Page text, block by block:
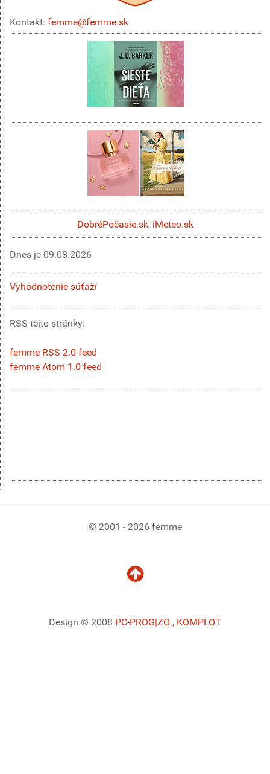
Kontakt: femme@femme.sk
DobréPočasie.sk, iMeteo.sk
Dnes je 09.08.2026
Vyhodnotenie súťaží
RSS tejto stránky:
femme RSS 2.0 feed
femme Atom 1.0 feed
© 2001 - 2026 femme
Design © 2008 PC-PROG|ZO , KOMPLOT